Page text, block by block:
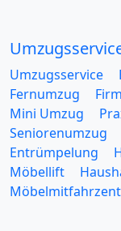
Umzugsservice
Fernumzug
Mini Umzug
Seniorenumzug
Entrümpelung
Möbellift